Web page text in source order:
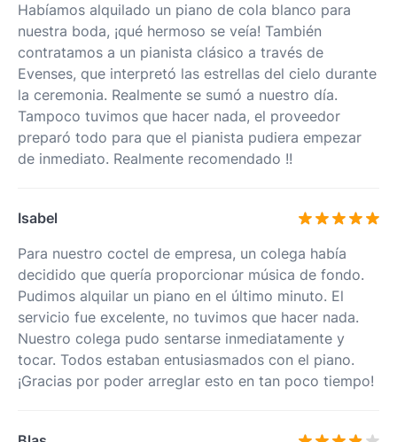
Habíamos alquilado un piano de cola blanco para
nuestra boda, ¡qué hermoso se veía! También
contratamos a un pianista clásico a través de
Evenses, que interpretó las estrellas del cielo durante
la ceremonia. Realmente se sumó a nuestro día.
Tampoco tuvimos que hacer nada, el proveedor
preparó todo para que el pianista pudiera empezar
de inmediato. Realmente recomendado !!
Isabel
Para nuestro coctel de empresa, un colega había
decidido que quería proporcionar música de fondo.
Pudimos alquilar un piano en el último minuto. El
servicio fue excelente, no tuvimos que hacer nada.
Nuestro colega pudo sentarse inmediatamente y
tocar. Todos estaban entusiasmados con el piano.
¡Gracias por poder arreglar esto en tan poco tiempo!